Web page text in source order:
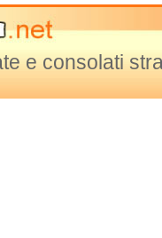
e consolati